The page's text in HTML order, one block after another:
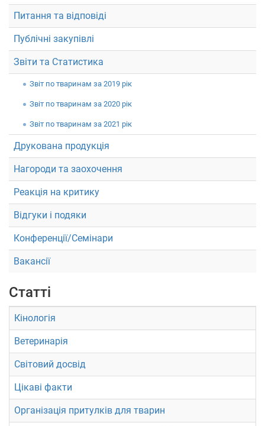
Питання та відповіді
Публічні закупівлі
Звіти та Статистика
Звiт по тваринам за 2019 рік
Звiт по тваринам за 2020 рік
Звiт по тваринам за 2021 рік
Друкована продукція
Нагороди та заохочення
Реакція на критику
Відгуки і подяки
Конференції/Семінари
Вакансії
Статті
Кінологія
Ветеринарія
Світовий досвід
Цікаві факти
Організація притулків для тварин